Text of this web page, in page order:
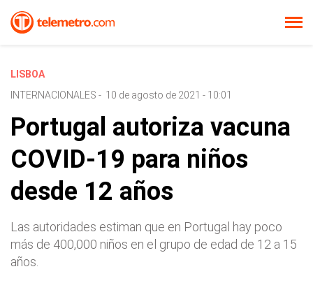
LISBOA
INTERNACIONALES - 10 de agosto de 2021 - 10:01
Portugal autoriza vacuna
COVID-19 para niños
desde 12 años
Las autoridades estiman que en Portugal hay poco
más de 400,000 niños en el grupo de edad de 12 a 15
años.